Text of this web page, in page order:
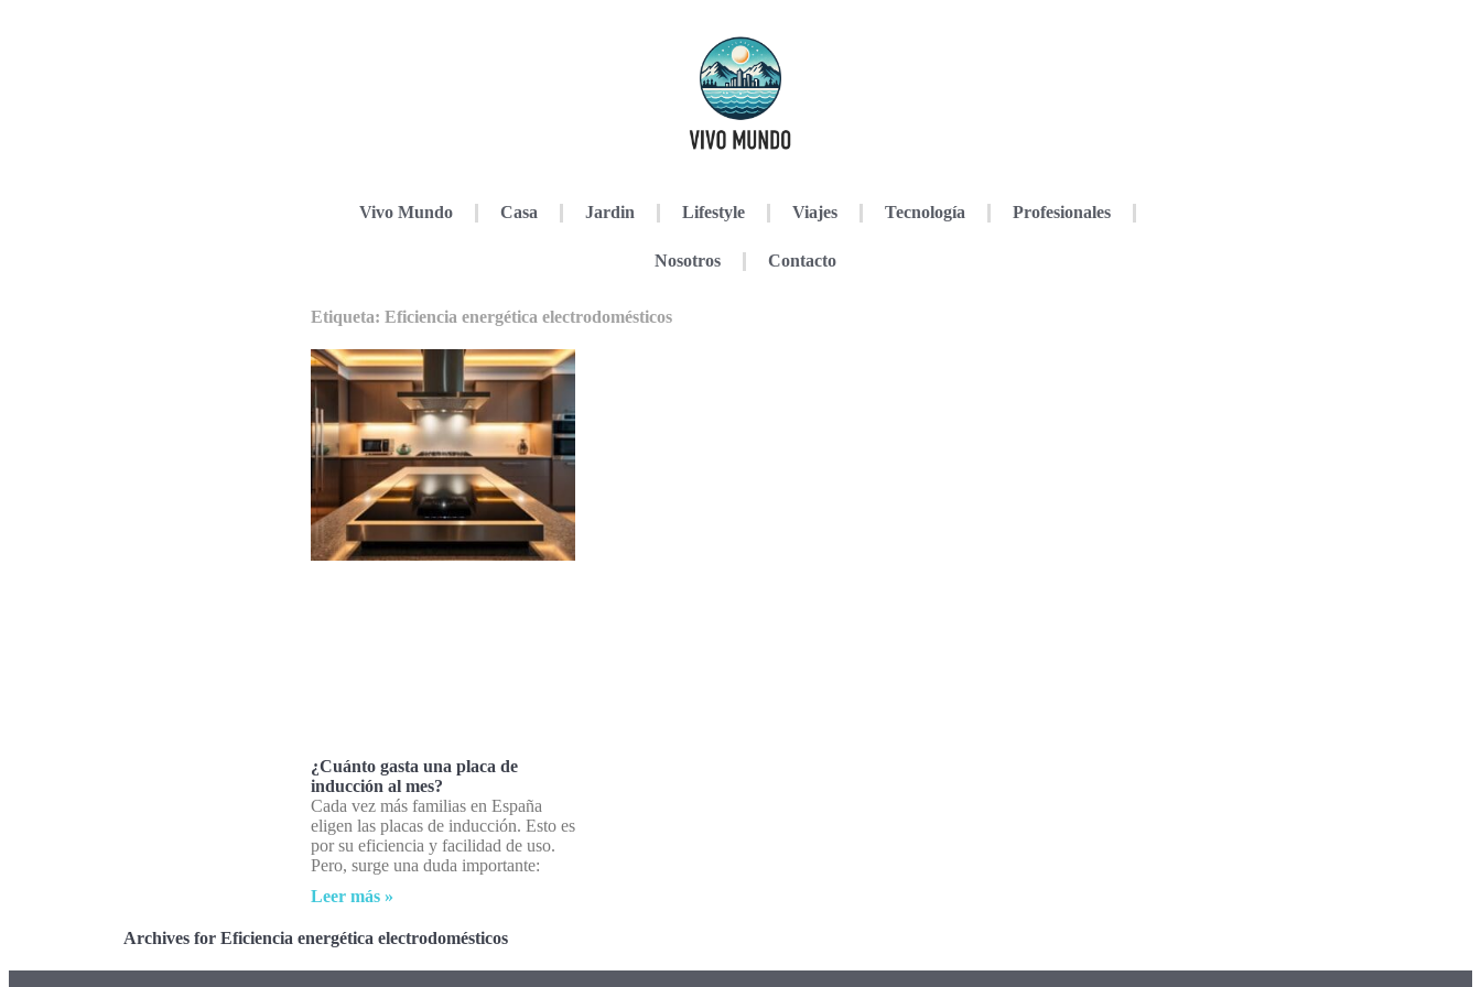
Vivo Mundo Casa Jardin Lifestyle Viajes Tecnología Profesionales
Nosotros Contacto
Etiqueta: Eficiencia energética electrodomésticos
¿Cuánto gasta una placa de
inducción al mes?
Cada vez más familias en España
eligen las placas de inducción. Esto es
por su eficiencia y facilidad de uso.
Pero, surge una duda importante:
Leer más »
Archives for Eficiencia energética electrodomésticos